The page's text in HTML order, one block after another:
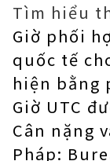
Tìm hiểu
Giờ phối
quốc tế
hiện bằng
Giờ UTC
Cân nặng
Pháp: